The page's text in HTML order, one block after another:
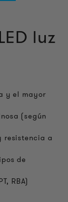
luz
y el mayor
(según
resistencia a
de
RBA)